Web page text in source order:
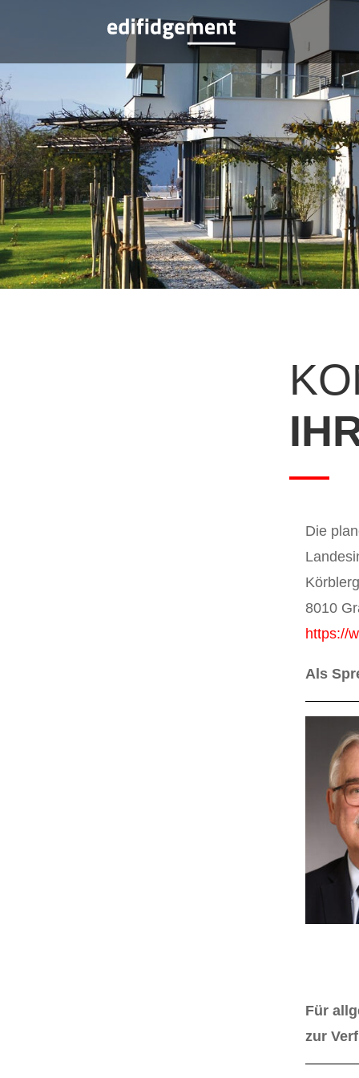
Die
8010
https://
Als
Für
zur